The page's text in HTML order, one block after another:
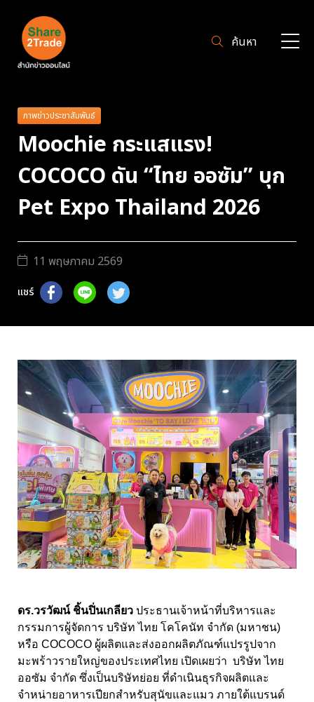
ค้นหา
ภาพข่าวประชาสัมพันธ์
Moochie กระแสแรง!
COCOCO ดัน “ไทย ออซัม” บุก
Pet Expo Thailand 2026
11 พฤษภาคม 2569
แชร์
ดร.วรวัฒน์ ชิ้นปิ่นเกลียว ประธานเจ้าหน้าที่บริหารและ
กรรมการผู้จัดการ บริษัท ไทย โคโคนัท จำกัด (มหาชน)
หรือ COCOCO ผู้ผลิตและส่งออกผลิตภัณฑ์แปรรูปจาก
มะพร้าวรายใหญ่ของประเทศไทย เปิดเผยว่า บริษัท ไทย
ออซัม จำกัด ซึ่งเป็นบริษัทย่อย ที่ดำเนินธุรกิจผลิตและ
จำหน่ายอาหารเปียกสำหรับสุนัขและแมว ภายใต้แบรนด์